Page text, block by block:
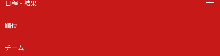
日程・結果
順位
チーム